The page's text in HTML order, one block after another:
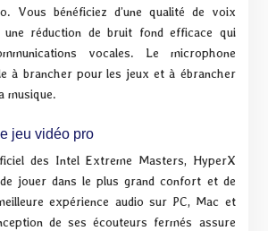
Vous bénéficiez d’une qualité de voix
une réduction de bruit fond efficace qui
vocales. Le microphone
à brancher pour les jeux et à ébrancher
musique.
jeu vidéo pro
des Intel Extreme Masters, HyperX
jouer dans le plus grand confort et de
expérience audio sur PC, Mac et
de ses écouteurs fermés assure